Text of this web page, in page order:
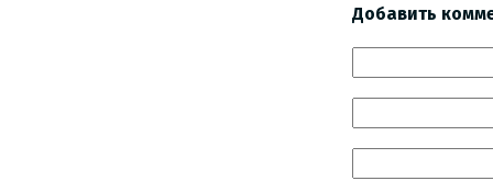
Добавить